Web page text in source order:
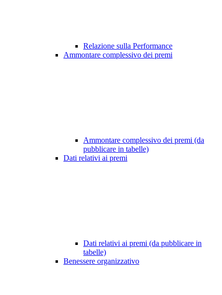
Relazione sulla Performance
Ammontare complessivo dei premi
Ammontare complessivo dei premi (da
pubblicare in tabelle)
Dati relativi ai premi
Dati relativi ai premi (da pubblicare in
tabelle)
Benessere organizzativo